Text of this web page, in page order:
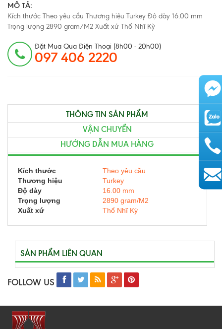
MÔ TẢ:
Kích thước Theo yêu cầu Thương hiệu Turkey Độ dày 16.00 mm
Trọng lượng 2890 gram/M2 Xuất xứ Thổ Nhĩ Kỳ
Đặt Mua Qua Điện Thoại (8h00 - 20h00)
097 406 2220
THÔNG TIN SẢN PHẨM
VẬN CHUYỂN
HƯỚNG DẪN MUA HÀNG
Kích thước
Theo yêu cầu
Thương hiệu
Turkey
Độ dày
16.00 mm
Trọng lượng
2890 gram/M2
Xuất xứ
Thổ Nhĩ Kỳ
SẢN PHẨM LIÊN QUAN
FOLLOW US